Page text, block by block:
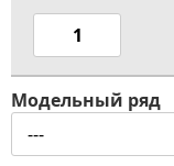
Модельный ряд